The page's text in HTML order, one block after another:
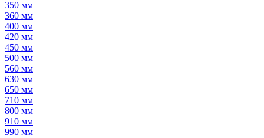
350 мм
360 мм
400 мм
420 мм
450 мм
500 мм
560 мм
630 мм
650 мм
710 мм
800 мм
910 мм
990 мм